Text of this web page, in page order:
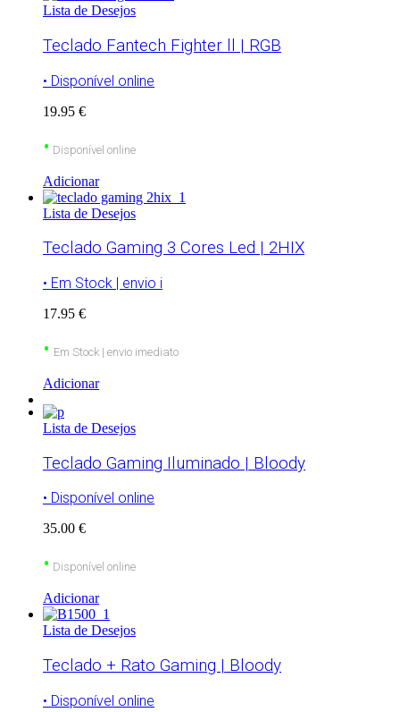
Lista de Desejos
Teclado Fantech Fighter ll | RGB
• Disponível online
19.95 €
• Disponível online
Adicionar
Lista de Desejos
Teclado Gaming 3 Cores Led | 2HIX
• Em Stock | envio i
17.95 €
• Em Stock | envio imediato
Adicionar
Lista de Desejos
Teclado Gaming Iluminado | Bloody
• Disponível online
35.00 €
• Disponível online
Adicionar
Lista de Desejos
Teclado + Rato Gaming | Bloody
• Disponível online